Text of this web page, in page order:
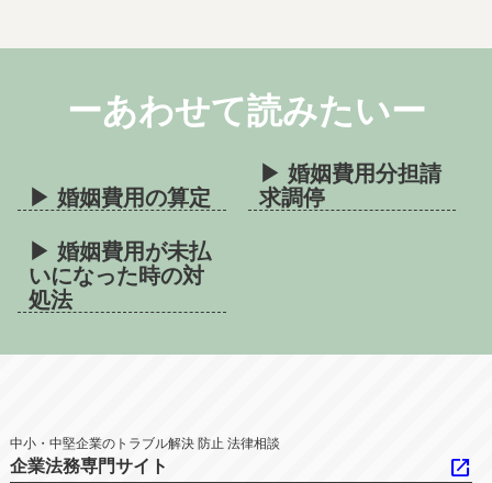
ーあわせて読みたいー
▶ 婚姻費用の算定
▶ 婚姻費用分担請
求調停
▶ 婚姻費用が未払
いになった時の対
処法
中小・中堅企業のトラブル解決 防止 法律相談
企業法務専門サイト open_in_new